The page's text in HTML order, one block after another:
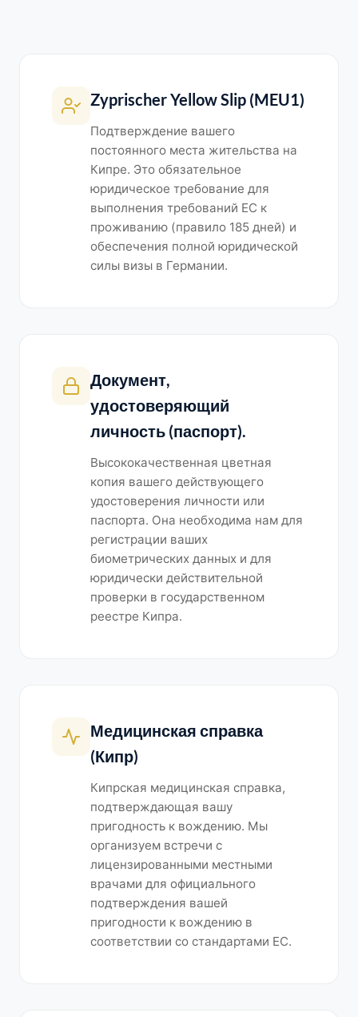
Zyprischer Yellow Slip (MEU1)
Подтверждение вашего
постоянного места жительства на
Кипре. Это обязательное
юридическое требование для
выполнения требований ЕС к
проживанию (правило 185 дней) и
обеспечения полной юридической
силы визы в Германии.
Документ,
удостоверяющий
личность (паспорт).
Высококачественная цветная
копия вашего действующего
удостоверения личности или
паспорта. Она необходима нам для
регистрации ваших
биометрических данных и для
юридически действительной
проверки в государственном
реестре Кипра.
Медицинская справка
(Кипр)
Кипрская медицинская справка,
подтверждающая вашу
пригодность к вождению. Мы
организуем встречи с
лицензированными местными
врачами для официального
подтверждения вашей
пригодности к вождению в
соответствии со стандартами ЕС.